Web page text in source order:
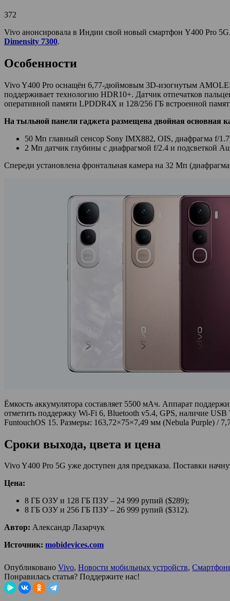
372
Vivo анонсировала в Индии свой новый смартфон Y400 Pro
Dimensity 7300.
Особенности
Vivo Y400 Pro оснащён 6,77-дюймовым 3D-изогнутым
поддерживает технологию HDR10+. Датчик отпечатков
оперативной памяти LPDDR4X и 128/256 ГБ встроенной
На тыльной панели гаджета размещена двойная основная
50 Мп главный сенсор Sony IMX882, OIS, диафрагма f/
2 Мп датчик глубины с диафрагмой f/2.4 и подсветкой
Спереди установлена фронтальная камера на 32 Мп
Ёмкость аккумулятора составляет 5500 мАч. Аппарат
отметить поддержку Wi-Fi 6, Bluetooth v5.4, GPS, наличие
FuntouchOS 15. Размеры: 163,72×75×7,49 мм (Nebula Purple) /
Сроки выхода, цвета и цена
Vivo Y400 Pro 5G уже доступен для предзаказа. Поставки
Цена:
8 ГБ ОЗУ и 128 ГБ ПЗУ – 24 999 рупий ($289);
8 ГБ ОЗУ и 256 ГБ ПЗУ – 26 999 рупий ($312).
Автор: Александр Лазарчук
Источник: mobidevices.com
Опубликовано Vivo, Новости мобильных устройств,
Понравилась статья? Поддержите нас!